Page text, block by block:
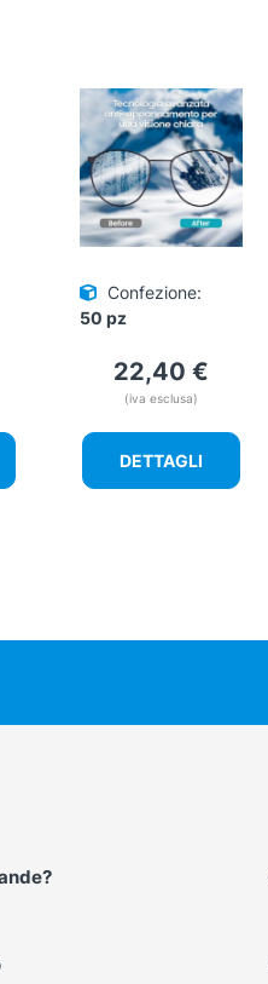
Confezione:
50 pz
22,40 €
(iva esclusa)
DETTAGLI